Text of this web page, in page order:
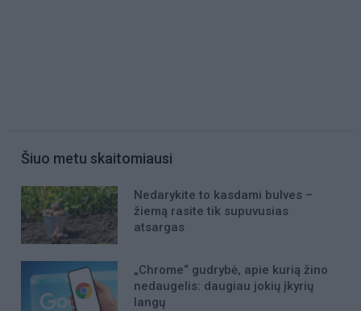
Šiuo metu skaitomiausi
Nedarykite to kasdami bulves –
žiemą rasite tik supuvusias
atsargas
„Chrome“ gudrybė, apie kurią žino
nedaugelis: daugiau jokių įkyrių
langų